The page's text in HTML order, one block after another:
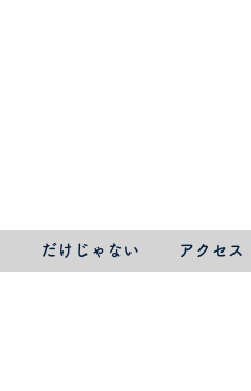
オンライ
だけじゃない アクセス